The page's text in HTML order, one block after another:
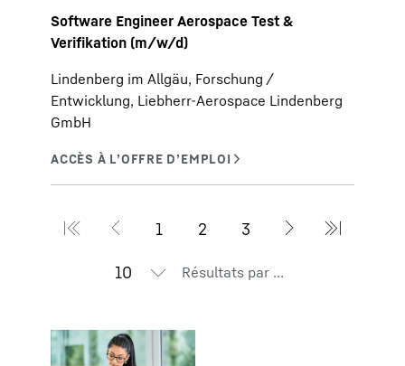
Software Engineer Aerospace Test &
Verifikation (m/w/d)
Lindenberg im Allgäu, Forschung /
Entwicklung, Liebherr-Aerospace Lindenberg
GmbH
Résultats par page